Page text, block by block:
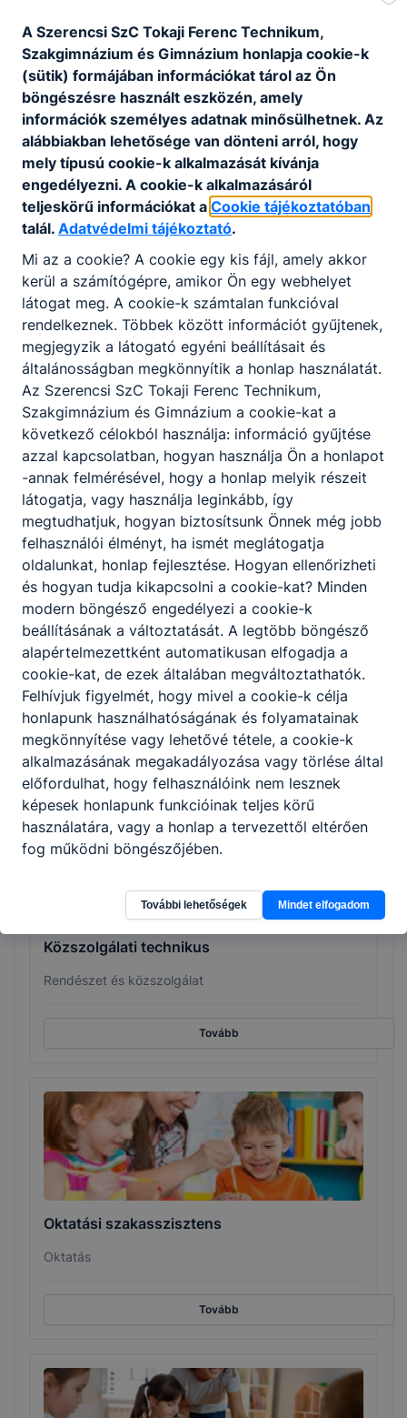
Fitness-wellness instruktor
Sport
Tovább
Informatikai rendszer- és alkalmazás-
üzemeltető technikus
Informatika és távközlés
Tovább
Környezetvédelmi technikus
Környezetvédelem és vízügy
Tovább
Közszolgálati technikus
Rendészet és közszolgálat
Tovább
Oktatási szakasszisztens
Oktatás
Tovább
A Szerencsi SzC Tokaji Ferenc Technikum,
Szakgimnázium és Gimnázium honlapja cookie-k
(sütik) formájában információkat tárol az Ön
böngészésre használt eszközén, amely
információk személyes adatnak minősülhetnek. Az
alábbiakban lehetősége van dönteni arról, hogy
mely típusú cookie-k alkalmazását kívánja
engedélyezni. A cookie-k alkalmazásáról
teljeskörű információkat a Cookie tájékoztatóban
talál. Adatvédelmi tájékoztató.
Mi az a cookie? A cookie egy kis fájl, amely akkor
kerül a számítógépre, amikor Ön egy webhelyet
látogat meg. A cookie-k számtalan funkcióval
rendelkeznek. Többek között információt gyűjtenek,
megjegyzik a látogató egyéni beállításait és
általánosságban megkönnyítik a honlap használatát.
Az Szerencsi SzC Tokaji Ferenc Technikum,
Szakgimnázium és Gimnázium a cookie-kat a
következő célokból használja: információ gyűjtése
azzal kapcsolatban, hogyan használja Ön a honlapot
-annak felmérésével, hogy a honlap melyik részeit
látogatja, vagy használja leginkább, így
megtudhatjuk, hogyan biztosítsunk Önnek még jobb
felhasználói élményt, ha ismét meglátogatja
oldalunkat, honlap fejlesztése. Hogyan ellenőrizheti
és hogyan tudja kikapcsolni a cookie-kat? Minden
modern böngésző engedélyezi a cookie-k
beállításának a változtatását. A legtöbb böngésző
alapértelmezettként automatikusan elfogadja a
cookie-kat, de ezek általában megváltoztathatók.
Felhívjuk figyelmét, hogy mivel a cookie-k célja
honlapunk használhatóságának és folyamatainak
megkönnyítése vagy lehetővé tétele, a cookie-k
alkalmazásának megakadályozása vagy törlése által
előfordulhat, hogy felhasználóink nem lesznek
képesek honlapunk funkcióinak teljes körű
használatára, vagy a honlap a tervezettől eltérően
fog működni böngészőjében.
További lehetőségek Mindet elfogadom